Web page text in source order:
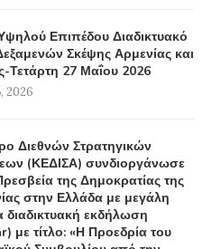
Επιπέδου Διαδικτυακό
Σκέψης Αρμενίας και
Τετάρτη 27 Μαΐου 2026
2026
Διεθνών Στρατηγικών
(ΚΕΔΙΣΑ) συνδιοργάνωσε
της Δημοκρατίας της
στην Ελλάδα με μεγάλη
διαδικτυακή εκδήλωση
με τίτλο: «Η Προεδρία του